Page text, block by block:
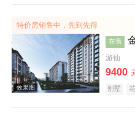
特价房销售中，先到先得
在售
游仙
9400
别墅